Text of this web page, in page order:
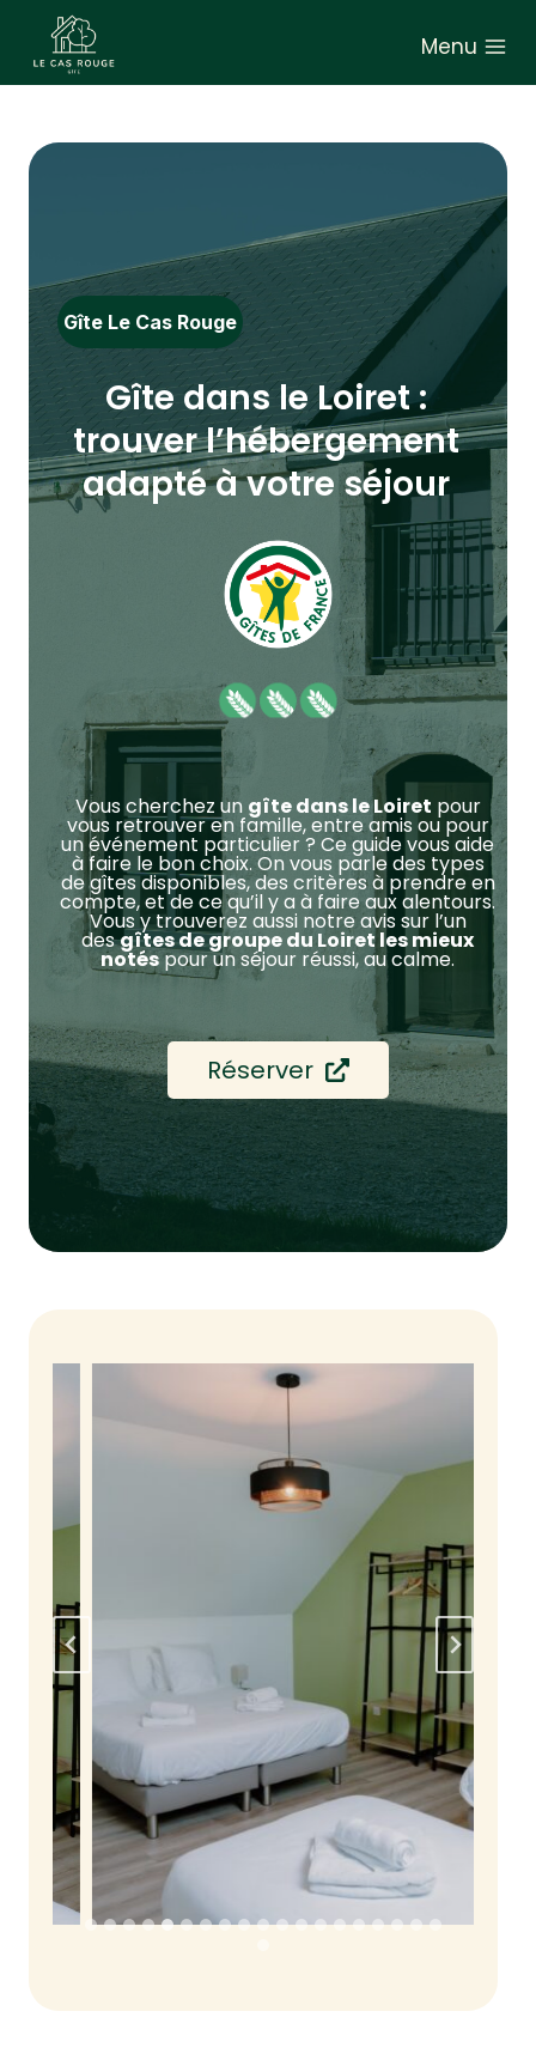
contenu
Menu
Gîte Le Cas Rouge
Gîte dans le Loiret :
trouver l’hébergement
adapté à votre séjour
Vous cherchez un gîte dans le Loiret pour
vous retrouver en famille, entre amis ou pour
un événement particulier ? Ce guide vous aide
à faire le bon choix. On vous parle des types
de gîtes disponibles, des critères à prendre en
compte, et de ce qu’il y a à faire aux alentours.
Vous y trouverez aussi notre avis sur l’un
desgîtes de groupe du Loiret les mieux
notéspour un séjour réussi, au calme.
Réserver